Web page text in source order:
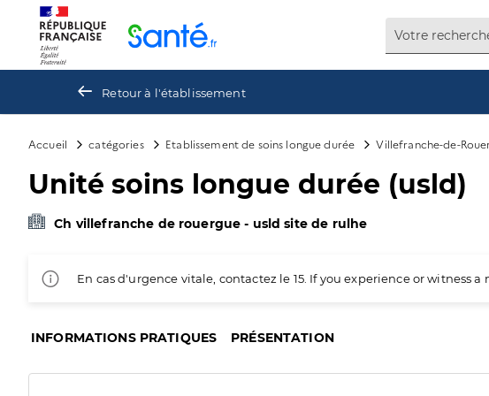
Retour à l'établissement
Accueil catégories Etablissement de soins longue durée Villefranche-de-
Unité soins longue durée (usld)
Ch villefranche de rouergue - usld site de rulhe
En cas d'urgence vitale, contactez le 15. If you experience or
INFORMATIONS PRATIQUES PRÉSENTATION
Panneau de gestion des cookies